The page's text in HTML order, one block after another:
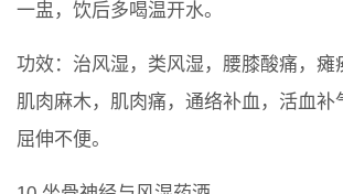
一盅，饮后多喝温开水。
功效：治风湿，类风湿，腰膝酸痛，瘫
肌肉麻木，肌肉痛，通络补血，活血补
屈伸不便。